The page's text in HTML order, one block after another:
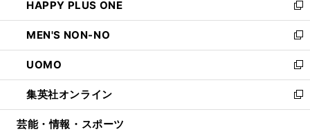
く
で
開
く
ド
ウ
で
開
く
ィ
ン
ド
ウ
で
開
く
い
ウ
ィ
ン
ド
ウ
で
開
HAPPY PLUS ONE
新
し
い
ウ
ィ
ン
ド
ウ
MEN'S NON-NO
新
し
い
ウ
ィ
ン
UOMO
新
し
い
ウ
集英社オンライン
新
し
芸能・情報・スポーツ